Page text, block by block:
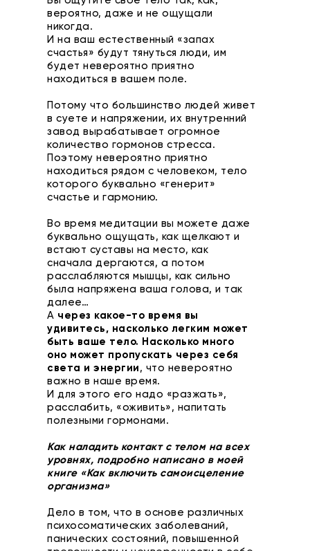
вероятно, даже и не ощущали
никогда.
И на ваш естественный «запах
счастья» будут тянуться люди, им
будет невероятно приятно
находиться в вашем поле.
Потому что большинство людей живет
в суете и напряжении, их внутренний
завод вырабатывает огромное
количество гормонов стресса.
Поэтому невероятно приятно
находиться рядом с человеком, тело
которого буквально «генерит»
счастье и гармонию.
Во время медитации вы можете даже
буквально ощущать, как щелкают и
встают суставы на место, как
сначала дергаются, а потом
расслабляются мышцы, как сильно
была напряжена ваша голова, и так
далее…
А через какое-то время вы
удивитесь, насколько легким может
быть ваше тело. Насколько много
оно может пропускать через себя
света и энергии , что невероятно
важно в наше время.
И для этого его надо «разжать»,
расслабить, «оживить», напитать
полезными гормонами.
Как наладить контакт с телом на всех
уровнях, подробно написано в моей
книге «Как включить самоисцеление
организма»
Дело в том, что в основе различных
психосоматических заболеваний,
панических состояний, повышенной